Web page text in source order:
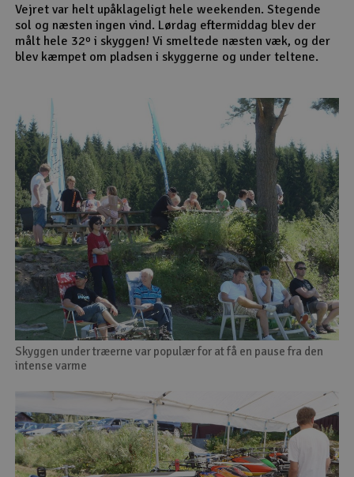
Vejret var helt upåklageligt hele weekenden. Stegende
sol og næsten ingen vind. Lørdag eftermiddag blev der
målt hele 32º i skyggen! Vi smeltede næsten væk, og der
blev kæmpet om pladsen i skyggerne og under teltene.
Skyggen under træerne var populær for at få en pause fra den
intense varme